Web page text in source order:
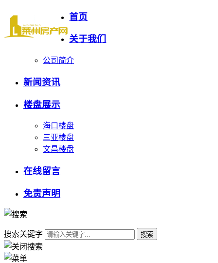
首页
关于我们
公司简介
新闻资讯
楼盘展示
海口楼盘
三亚楼盘
文昌楼盘
在线留言
免责声明
搜索关键字